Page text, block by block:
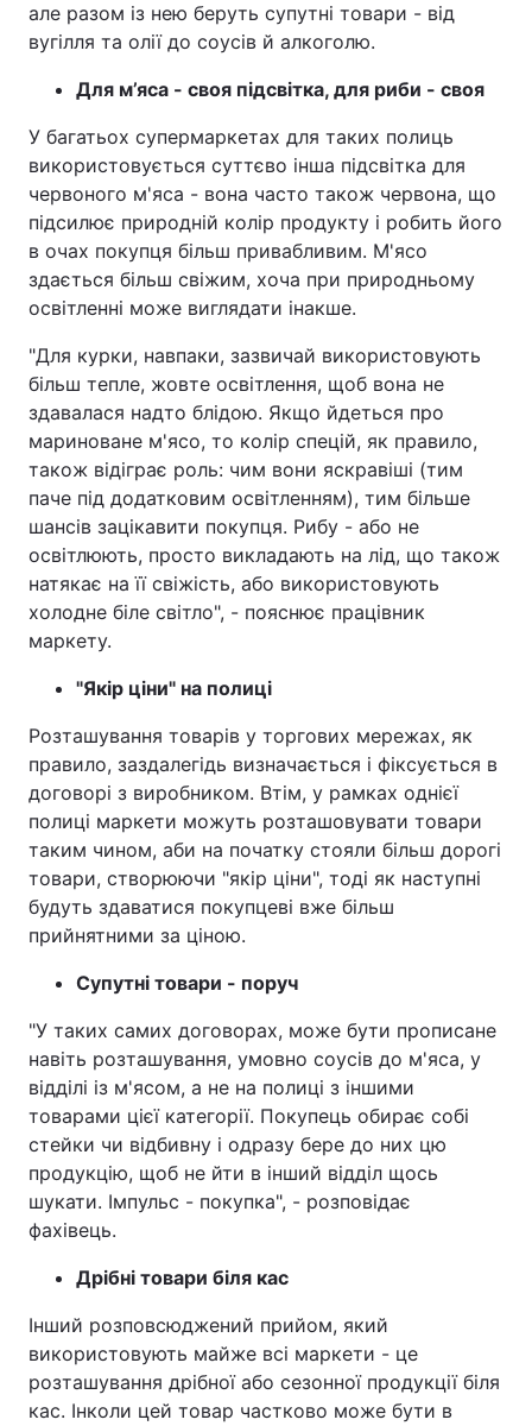
але разом із нею беруть супутні товари - від
вугілля та олії до соусів й алкоголю.
Для м’яса - своя підсвітка, для риби - своя
У багатьох супермаркетах для таких полиць
використовується суттєво інша підсвітка для
червоного м'яса - вона часто також червона, що
підсилює природній колір продукту і робить його
в очах покупця більш привабливим. М'ясо
здається більш свіжим, хоча при природньому
освітленні може виглядати інакше.
"Для курки, навпаки, зазвичай використовують
більш тепле, жовте освітлення, щоб вона не
здавалася надто блідою. Якщо йдеться про
мариноване м'ясо, то колір спецій, як правило,
також відіграє роль: чим вони яскравіші (тим
паче під додатковим освітленням), тим більше
шансів зацікавити покупця. Рибу - або не
освітлюють, просто викладають на лід, що також
натякає на її свіжість, або використовують
холодне біле світло", - пояснює працівник
маркету.
"Якір ціни" на полиці
Розташування товарів у торгових мережах, як
правило, заздалегідь визначається і фіксується в
договорі з виробником. Втім, у рамках однієї
полиці маркети можуть розташовувати товари
таким чином, аби на початку стояли більш дорогі
товари, створюючи "якір ціни", тоді як наступні
будуть здаватися покупцеві вже більш
прийнятними за ціною.
Супутні товари - поруч
"У таких самих договорах, може бути прописане
навіть розташування, умовно соусів до м'яса, у
відділі із м'ясом, а не на полиці з іншими
товарами цієї категорії. Покупець обирає собі
стейки чи відбивну і одразу бере до них цю
продукцію, щоб не йти в інший відділ щось
шукати. Імпульс - покупка", - розповідає
фахівець.
Дрібні товари біля кас
Інший розповсюджений прийом, який
використовують майже всі маркети - це
розташування дрібної або сезонної продукції біля
кас. Інколи цей товар частково може бути в